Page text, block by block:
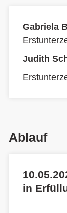
Gabriela
Judith
Ablauf
in